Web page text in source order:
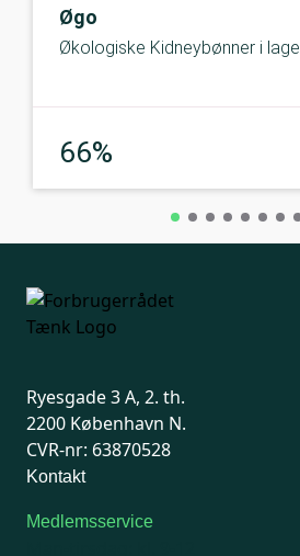
Øgo
Økologiske Kidneybønner i lage
66%
Ryesgade 3 A, 2. th.
2200 København N.
CVR-nr: 63870528
Kontakt
Medlemsservice